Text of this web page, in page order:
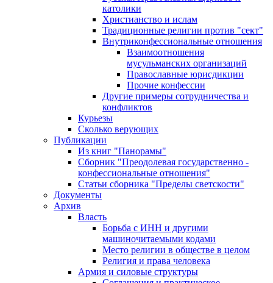
католики
Христианство и ислам
Традиционные религии против "сект"
Внутриконфессиональные отношения
Взаимоотношения
мусульманских организаций
Православные юрисдикции
Прочие конфессии
Другие примеры сотрудничества и
конфликтов
Курьезы
Сколько верующих
Публикации
Из книг "Панорамы"
Сборник "Преодолевая государственно -
конфессиональные отношения"
Статьи сборника "Пределы светскости"
Документы
Архив
Власть
Борьба с ИНН и другими
машиночитаемыми кодами
Место религии в обществе в целом
Религия и права человека
Армия и силовые структуры